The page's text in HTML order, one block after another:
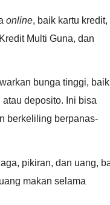
online, baik kartu kredit,
Multi Guna, dan
bunga tinggi, baik
deposito. Ini bisa
berkeliling berpanas-
pikiran, dan uang,
makan selama